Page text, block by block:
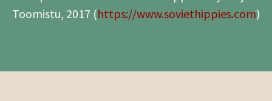
Toomistu, 2017 (https://www.soviethippies.com)